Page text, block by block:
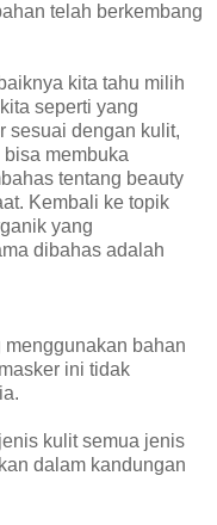
telah berkembang
kita tahu milih
seperti yang
sesuai dengan kulit,
membuka
tentang beauty
Kembali ke topik
yang
dibahas adalah
bahan
ini tidak
kulit semua jenis
dalam kandungan